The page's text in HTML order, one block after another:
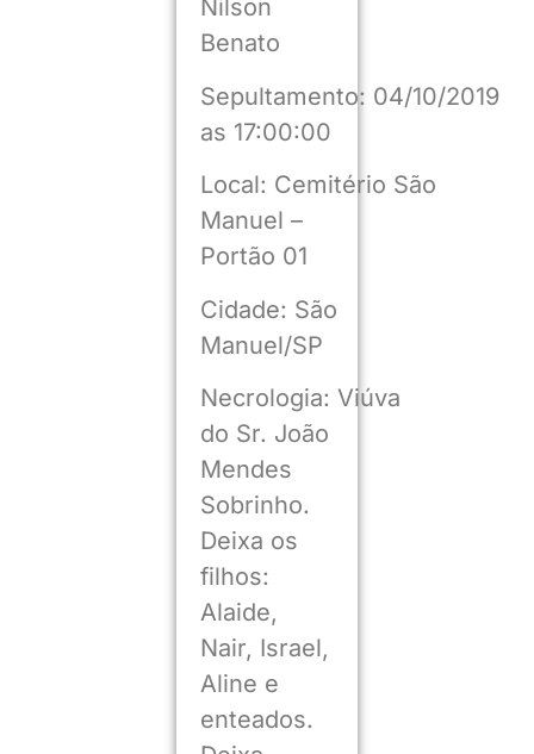
Nilson
Benato
Sepultamento: 04/10/2019
as 17:00:00
Local: Cemitério São
Manuel –
Portão 01
Cidade: São
Manuel/SP
Necrologia: Viúva
do Sr. João
Mendes
Sobrinho.
Deixa os
filhos:
Alaide,
Nair, Israel,
Aline e
enteados.